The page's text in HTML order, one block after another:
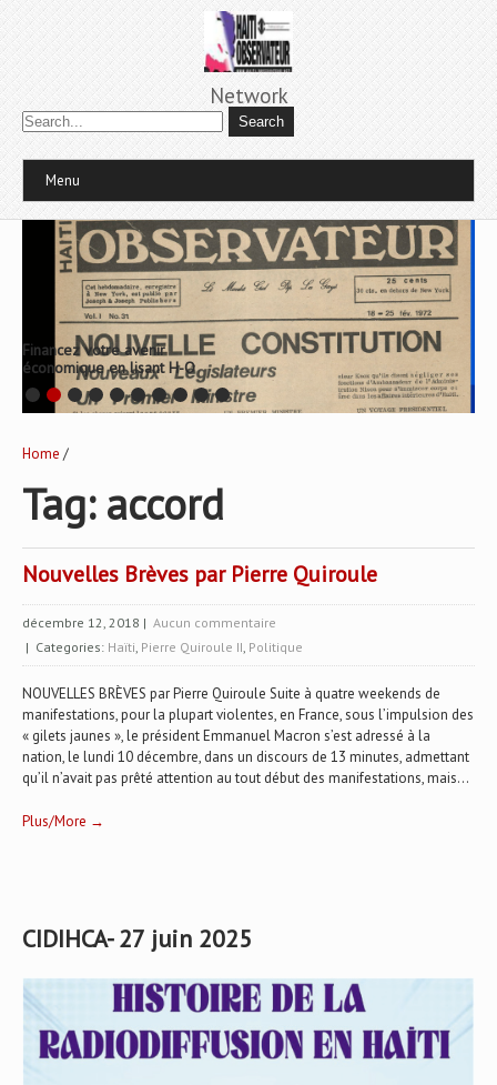
Network
Menu
Financez votre avenir
économique en lisant H-O
Home /
Tag: accord
Nouvelles Brèves par Pierre Quiroule
décembre 12, 2018 | Aucun commentaire
| Categories: Haïti, Pierre Quiroule II, Politique
NOUVELLES BRÈVES par Pierre Quiroule Suite à quatre weekends de
manifestations, pour la plupart violentes, en France, sous l’impulsion des
« gilets jaunes », le président Emmanuel Macron s’est adressé à la
nation, le lundi 10 décembre, dans un discours de 13 minutes, admettant
qu’il n’avait pas prêté attention au tout début des manifestations, mais...
Plus/More →
CIDIHCA- 27 juin 2025